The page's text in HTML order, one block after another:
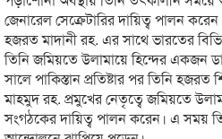
জেনারেল সেক্রেটারির দায়িত্ব পালন
হজরত মাদানী রহ. এর সাথে ভারতের
তিনি জমিয়তে উলামায়ে হিন্দের একজন
সালে পাকিস্তান প্রতিষ্টার পর তিনি
মাহমুদ রহ. প্রমুখের নেতৃত্বে জমিয়তে
সংগঠকের দায়িত্ব পালন করেন। এ সময়